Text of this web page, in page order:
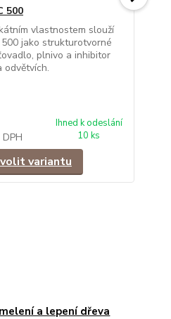
500
vlastnostem slouží
jako strukturotvorné
plnivo a inhibitor
odvětvích.
Ihned k odeslání
10 ks
variantu
a lepení dřeva